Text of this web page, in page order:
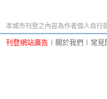
本城市刊登之內容為作者個人自行
刊登網站廣告 關於我們 常見